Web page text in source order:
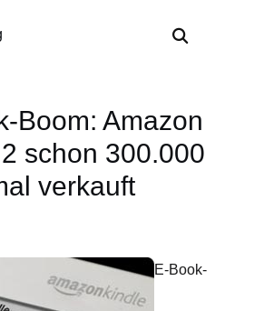
Boom: Amazon
schon 300.000
verkauft
E-Book-